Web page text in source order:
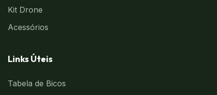
Kit Drone
Acessórios
Links Úteis
Tabela de Bicos